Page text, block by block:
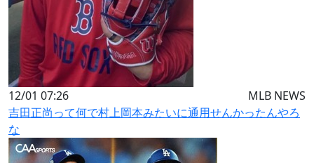
12/01 07:26
MLB NEWS
吉田正尚って何で村上岡本みたいに通用せんかったんやろ
な